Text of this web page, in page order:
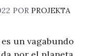
POR PROJEKTA
un vagabundo